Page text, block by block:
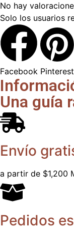
No hay
Solo los usuarios
Facebook Pinterest
Una guía
Envío
a partir de $1,200
Pedidos